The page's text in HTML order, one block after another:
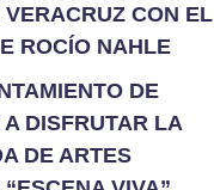
CON EL
ROCÍO NAHLE
DE
DISFRUTAR LA
DE ARTES